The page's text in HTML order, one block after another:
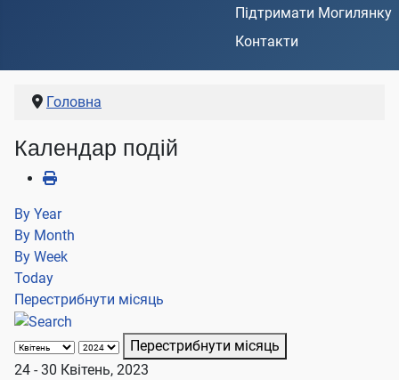
Підтримати Могилянку
Контакти
Головна
Календар подій
By Year
By Month
By Week
Today
Перестрибнути місяць
Перестрибнути місяць
24 - 30 Квітень, 2023